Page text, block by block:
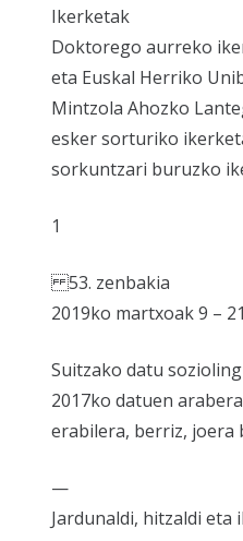
Ikerketak
Doktorego aurreko
eta Euskal Herriko
Mintzola Ahozko
esker sorturiko
sorkuntzari buruzko
1
53. zenbakia
2019ko martxoak 9 – 21
Suitzako datu
2017ko datuen
erabilera, berriz, joera
—
Jardunaldi, hitzaldi eta